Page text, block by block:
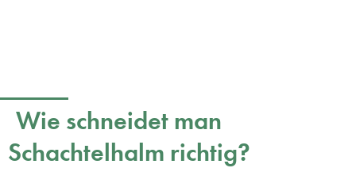
Wie schneidet man
Schachtelhalm richtig?